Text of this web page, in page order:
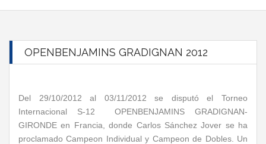
OPENBENJAMINS GRADIGNAN 2012
Del 29/10/2012 al 03/11/2012 se disputó el Torneo
Internacional S-12 OPENBENJAMINS GRADIGNAN-
GIRONDE en Francia, donde Carlos Sánchez Jover se ha
proclamado Campeon Individual y Campeon de Dobles. Un